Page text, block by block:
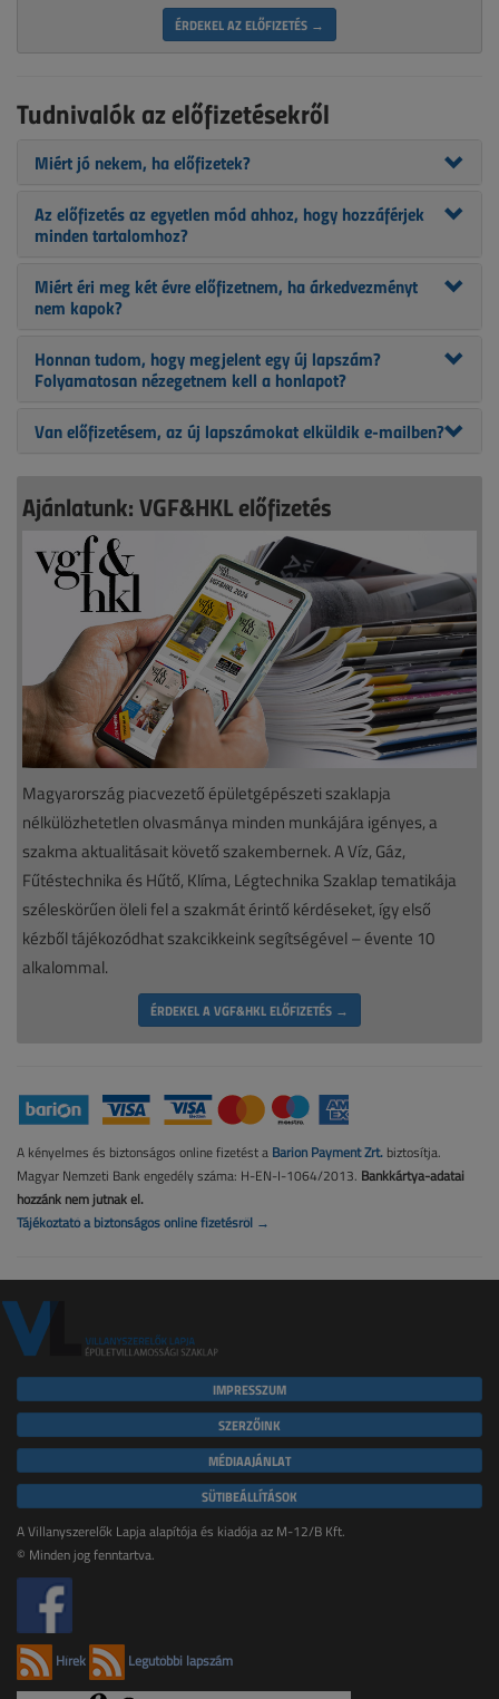
ÉRDEKEL AZ ELŐFIZETÉS →
Tudnivalók az előfizetésekről
Miért jó nekem, ha előfizetek?
Az előfizetés az egyetlen mód ahhoz, hogy hozzáférjek
minden tartalomhoz?
Miért éri meg két évre előfizetnem, ha árkedvezményt
nem kapok?
Honnan tudom, hogy megjelent egy új lapszám?
Folyamatosan nézegetnem kell a honlapot?
Van előfizetésem, az új lapszámokat elküldik e-mailben?
Ajánlatunk: VGF&HKL előfizetés
Magyarország piacvezető épületgépészeti szaklapja
nélkülözhetetlen olvasmánya minden munkájára igényes, a
szakma aktualitásait követő szakembernek. A Víz, Gáz,
Fűtéstechnika és Hűtő, Klíma, Légtechnika Szaklap tematikája
széleskörűen öleli fel a szakmát érintő kérdéseket, így első
kézből tájékozódhat szakcikkeink segítségével – évente 10
alkalommal.
ÉRDEKEL A VGF&HKL ELŐFIZETÉS →
A kényelmes és biztonságos online fizetést a Barion Payment Zrt. biztosítja.
Magyar Nemzeti Bank engedély száma: H-EN-I-1064/2013. Bankkártya-adatai
hozzánk nem jutnak el.
Tájékoztató a biztonságos online fizetésről →
IMPRESSZUM
SZERZŐINK
MÉDIAAJÁNLAT
SÜTIBEÁLLÍTÁSOK
A Villanyszerelők Lapja alapítója és kiadója az M-12/B Kft.
© Minden jog fenntartva.
Hírek Legutóbbi lapszám